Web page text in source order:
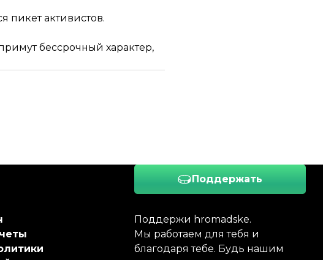
пикет активистов.
бессрочный характер,
Поддержать
Поддержи hromadske.
Мы работаем для тебя и
благодаря тебе. Будь нашим